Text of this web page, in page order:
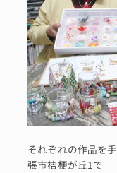
それぞれの作品を
張市桔梗が丘1で